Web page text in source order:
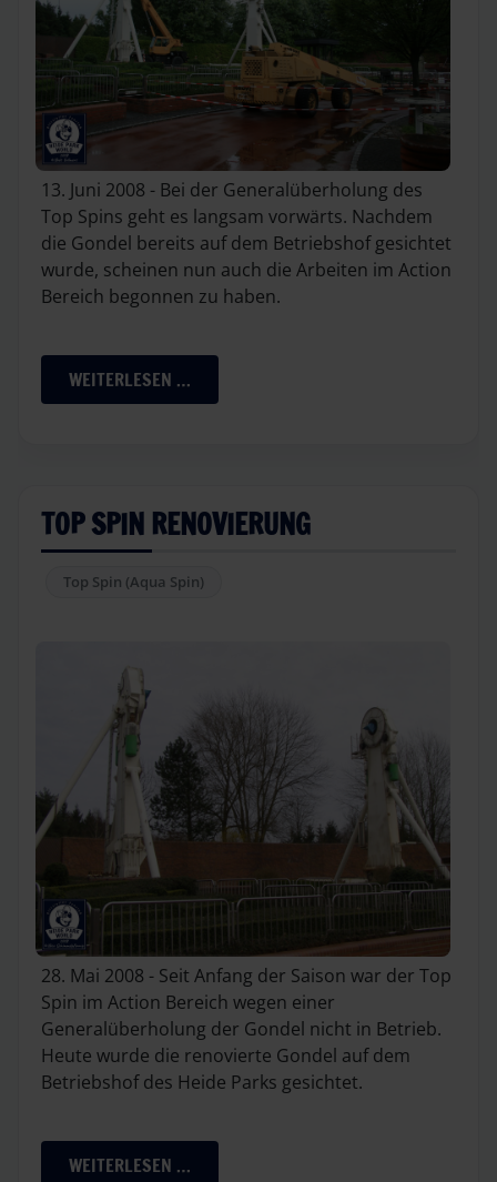
13. Juni 2008 - Bei der Generalüberholung des
Top Spins geht es langsam vorwärts. Nachdem
die Gondel bereits auf dem Betriebshof gesichtet
wurde, scheinen nun auch die Arbeiten im Action
Bereich begonnen zu haben.
WEITERLESEN …
TOP SPIN RENOVIERUNG
Top Spin (Aqua Spin)
28. Mai 2008 - Seit Anfang der Saison war der Top
Spin im Action Bereich wegen einer
Generalüberholung der Gondel nicht in Betrieb.
Heute wurde die renovierte Gondel auf dem
Betriebshof des Heide Parks gesichtet.
WEITERLESEN …